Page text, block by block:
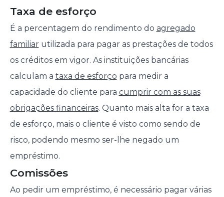
Taxa de esforço
É a percentagem do rendimento do agregado
familiarutilizada para pagar as prestações de todos
os créditos em vigor. As instituições bancárias
calculam a taxa de esforço para medir a
capacidade do cliente para cumprir com as suas
obrigações financeiras. Quanto mais alta for a taxa
de esforço, mais o cliente é visto como sendo de
risco, podendo mesmo ser-lhe negado um
empréstimo.
Comissões
Ao pedir um empréstimo, é necessário pagar várias